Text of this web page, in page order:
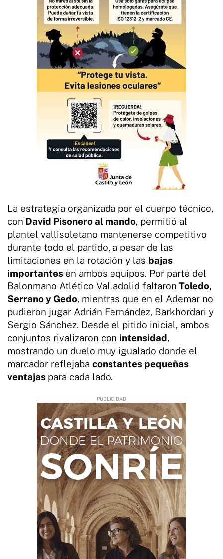
La estrategia organizada por el cuerpo técnico,
con David Pisonero al mando, permitió al
plantel vallisoletano mantenerse competitivo
durante todo el partido, a pesar de las
limitaciones en la rotación y las bajas
importantes en ambos equipos. Por parte del
Balonmano Atlético Valladolid faltaron Toledo,
Serrano y Gedo, mientras que en el Ademar no
pudieron jugar Adrián Fernández, Barkhordari y
Sergio Sánchez. Desde el pitido inicial, ambos
conjuntos rivalizaron con intensidad,
mostrando un duelo muy igualado donde el
marcador reflejaba constantes pequeñas
ventajas para cada lado.